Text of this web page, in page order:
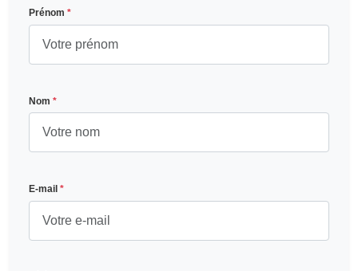
Prénom *
Nom *
E-mail *